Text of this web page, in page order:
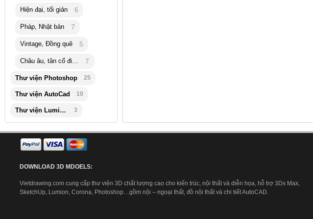
Hiện đại, tối giản 6
Pháp, Nhật bản 7
Vintage, Đồng quê 5
Châu âu, tân cổ điển 7
Thư viện Photoshop 25
Thư viện AutoCad 10
Thư viện Lumion 3
DOWNLOAD 3D MDOELS:
Vietdrawing.com cung cấp thư viện 3D chất lượng cao cho kiến trúc, nội thất và diễn họa, hỗ trợ 3Ds Max,
SketchUp, Lumion, Corona, Photoshop…gồm nội – ngoại thất, đồ nội thất và chi tiết AutoCAD.